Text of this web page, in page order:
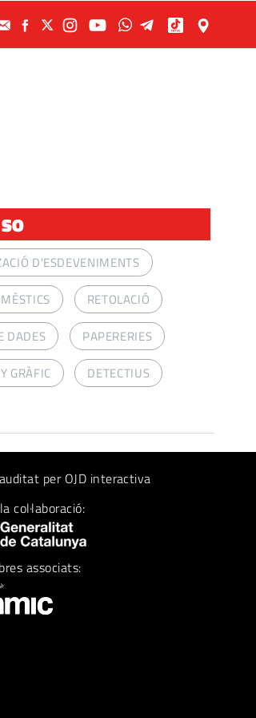
D'ESDEVENIMENTS
RETOLACIÓ
DADES
PAPERERIES
GRÀFIC
DETECTIUS
per OJD interactiva
col·laboració:
associats: